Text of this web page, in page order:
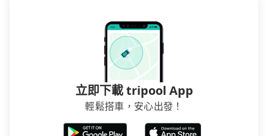
立即下載 tripool App
輕鬆搭車，安心出發！